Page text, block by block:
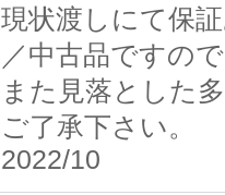
現状渡しにて保
／中古品ですの
また見落とした
ご了承下さい。
2022/10